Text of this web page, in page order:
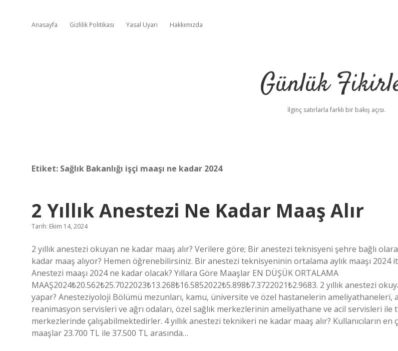
Anasayfa Gizlilik Politikası Yasal Uyarı Hakkımızda
Günlük
İlginç satırlarla farklı bir bakış açısı.
Etiket: Sağlık Bakanlığı işçi maaşı ne kadar 2024
2 Yıllık Anestezi Ne Kadar Maaş Alır
Tarih: Ekim 14, 2024
2 yıllık anestezi okuyan ne kadar maaş alır? Verilere göre; Bir anestezi teknisyeni şehre bağlı
kadar maaş alıyor? Hemen öğrenebilirsiniz. Bir anestezi teknisyeninin ortalama aylık maaşı 2024
Anestezi maaşı 2024 ne kadar olacak? Yıllara Göre Maaşlar EN DÜŞÜK ORTALAMA
MAAŞ2024₺20.562₺25.7022023₺13.268₺16.5852022₺5.898₺7.3722021₺2.9683. 2 yıllık anestezi
yapar? Anesteziyoloji Bölümü mezunları, kamu, üniversite ve özel hastanelerin ameliyathaneleri,
reanimasyon servisleri ve ağrı odaları, özel sağlık merkezlerinin ameliyathane ve acil servisleri ile
merkezlerinde çalışabilmektedirler. 4 yıllık anestezi teknikeri ne kadar maaş alır? Kullanıcıların en
maaşlar 23.700 TL ile 37.500 TL arasında…